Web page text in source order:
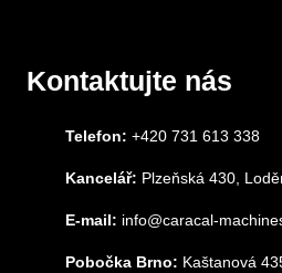
Kontaktujte nás
Telefon: +420 731 613 338
Kancelář: Plzeňská 430,
E-mail: info@caracal-
Pobočka Brno: Kaštanová